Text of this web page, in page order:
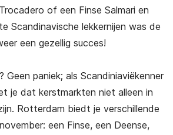
of een Finse Salmari en
Scandinavische lekkernijen was de
een gezellig succes!
Geen paniek; als Scandiniaviëkenner
je dat kerstmarkten niet alleen in
Rotterdam biedt je verschillende
een Finse, een Deense,